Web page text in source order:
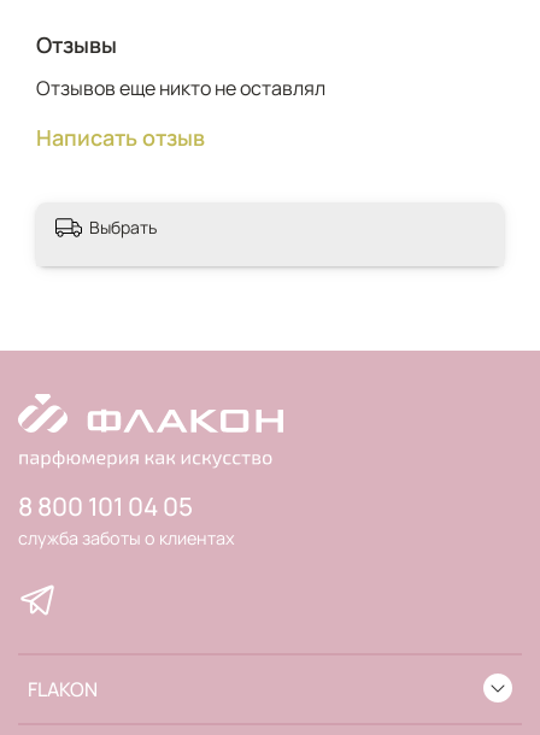
Отзывы
Отзывов еще никто не оставлял
Написать отзыв
Выбрать
FLAKON
8 800 101 04 05
служба заботы о клиентах